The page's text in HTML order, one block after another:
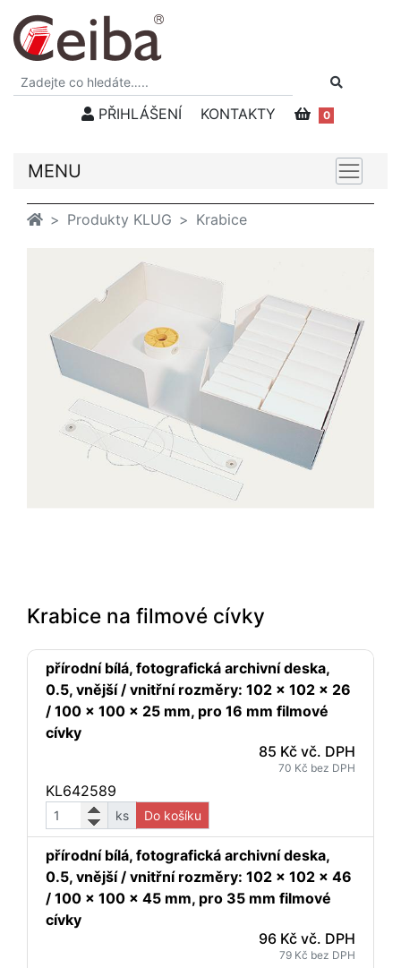
PŘIHLÁŠENÍ KONTAKTY 0
MENU
Produkty KLUG Krabice
Krabice na filmové cívky
přírodní bílá, fotografická archivní deska,
0.5, vnější / vnitřní rozměry: 102 x 102 x 26
/ 100 x 100 x 25 mm, pro 16 mm filmové
cívky
85 Kč vč. DPH
70 Kč bez DPH
KL642589
ks Do košíku
přírodní bílá, fotografická archivní deska,
0.5, vnější / vnitřní rozměry: 102 x 102 x 46
/ 100 x 100 x 45 mm, pro 35 mm filmové
cívky
96 Kč vč. DPH
79 Kč bez DPH